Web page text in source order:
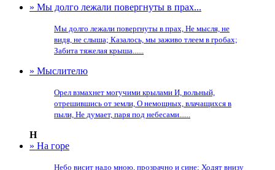
» Мы долго лежали повергнуты в прах...
Мы долго лежали повергнуты в прах, Не мысля, не
видя, не слыша; Казалось, мы заживо тлеем в гробах;
Забита тяжелая крыша......
» Мыслителю
Орел взмахнет могучими крылами И, вольный,
отрешившись от земли, О немощных, влачащихся в
пыли, Не думает, паря под небесами......
Н
» На горе
Небо висит надо мною, прозрачно и сине; Ходят внизу